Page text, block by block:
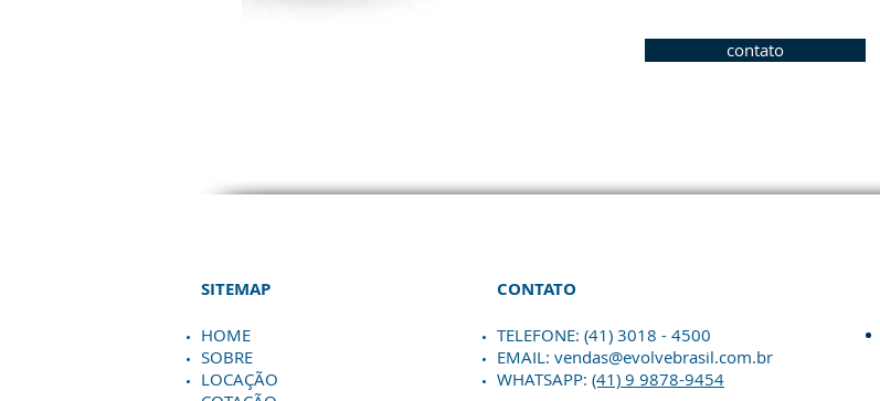
contato
SITEMAP
HOME
SOBRE
LOCAÇÃO
CONTATO
TELEFONE: (41) 3018 - 4500
EMAIL: vendas@evolvebrasil.com.br
WHATSAPP: (41) 9 9878-9454